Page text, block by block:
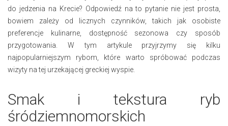
do jedzenia na Krecie? Odpowiedź na to pytanie nie jest prosta,
bowiem zależy od licznych czynników, takich jak osobiste
preferencje kulinarne, dostępność sezonowa czy sposób
przygotowania. W tym artykule przyjrzymy się kilku
najpopularniejszym rybom, które warto spróbować podczas
wizyty na tej urzekającej greckiej wyspie.
Smak i tekstura ryb
śródziemnomorskich